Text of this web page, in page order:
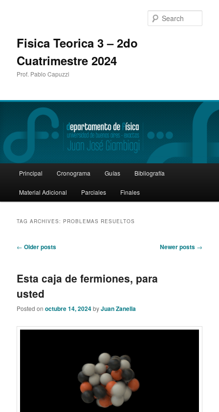
Fisica Teorica 3 – 2do
Cuatrimestre 2024
Prof. Pablo Capuzzi
Skip
to
Skip
to
Principal Cronograma Guías Bibliografía
Material Adicional Parciales Finales
TAG ARCHIVES: PROBLEMAS RESUELTOS
Post
← Older posts Newer posts →
Esta caja de fermiones, para
usted
Posted onoctubre 14, 2024byJuan Zanella